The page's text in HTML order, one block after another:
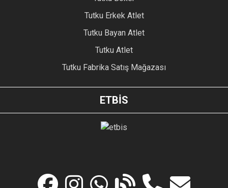
Tutku Erkek Atlet
Tutku Bayan Atlet
Tutku Atlet
Tutku Fabrika Satış Mağazası
ETBİS